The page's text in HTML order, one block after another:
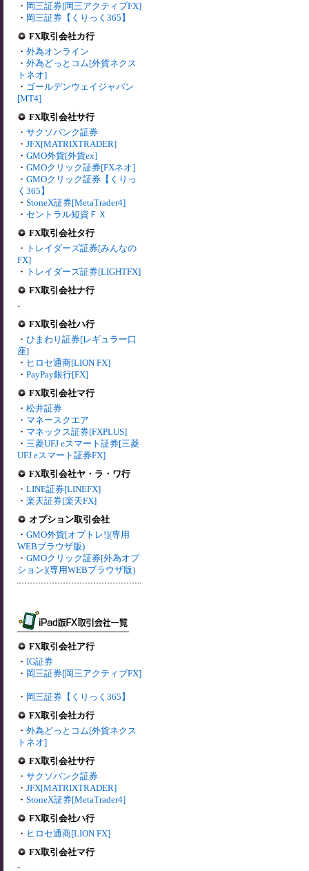
・ 岡三証券[岡三アクティブFX]
・ 岡三証券【くりっく365】
FX取引会社カ行
・ 外為オンライン
・ 外為どっとコム[外貨ネクス
トネオ]
・ ゴールデンウェイジャパン
[MT4]
FX取引会社サ行
・ サクソバンク証券
・ JFX[MATRIXTRADER]
・ GMO外貨[外貨ex]
・ GMOクリック証券[FXネオ]
・ GMOクリック証券【くりっ
く365】
・ StoneX証券[MetaTrader4]
・ セントラル短資ＦＸ
FX取引会社タ行
・ トレイダーズ証券[みんなの
FX]
・ トレイダーズ証券[LIGHTFX]
FX取引会社ナ行
-
FX取引会社ハ行
・ ひまわり証券[レギュラー口
座]
・ ヒロセ通商[LION FX]
・ PayPay銀行[FX]
FX取引会社マ行
・ 松井証券
・ マネースクエア
・ マネックス証券[FXPLUS]
・ 三菱UFJ eスマート証券[三菱
UFJ eスマート証券FX]
FX取引会社ヤ・ラ・ワ行
・ LINE証券[LINEFX]
・ 楽天証券[楽天FX]
オプション取引会社
・ GMO外貨[オプトレ!](専用
WEBブラウザ版)
・ GMOクリック証券[外為オプ
ション](専用WEBブラウザ版)
FX取引会社ア行
・ IG証券
・ 岡三証券[岡三アクティブFX]
・ 岡三証券【くりっく365】
FX取引会社カ行
・ 外為どっとコム[外貨ネクス
トネオ]
FX取引会社サ行
・ サクソバンク証券
・ JFX[MATRIXTRADER]
・ StoneX証券[MetaTrader4]
FX取引会社ハ行
・ ヒロセ通商[LION FX]
FX取引会社マ行
-